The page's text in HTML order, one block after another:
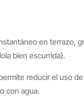
en terrazo,
bien escurrida).
reducir el uso
con agua.